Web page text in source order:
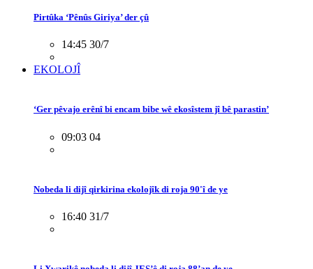
Pirtûka ‘Pênûs Giriya’ der çû
14:45 30/7
EKOLOJÎ
‘Ger pêvajo erênî bi encam bibe wê ekosîstem jî bê parastin’
09:03 04
Nobeda li dijî qirkirina ekolojîk di roja 90'î de ye
16:40 31/7